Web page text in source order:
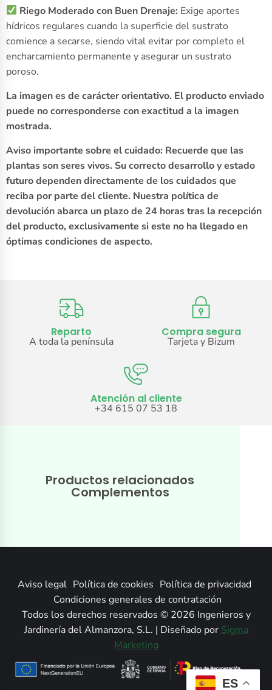
Riego Moderado con Buen Drenaje: Exige aportes
hídricos regulares cuando la superficie del sustrato
comience a secarse, siendo vital evitar por completo el
encharcamiento permanente y asegurar un sustrato
poroso.
La imagen es de carácter orientativo. El producto enviado
puede no corresponderse con exactitud a la imagen
mostrada.
Aviso importante sobre el cuidado: Recuerde que las
plantas son seres vivos. Su correcto desarrollo y estado
futuro dependen directamente de los cuidados que
reciba por parte del cliente. Nuestra política de
devolución abarca un plazo de 24 horas tras la recepción
del producto, exclusivamente si este no ha llegado en
óptimas condiciones de aspecto.
Reparto
A toda la península
Compra segura
Tarjeta y Bizum
Atención al cliente
+34 615 07 53 18
Productos relacionados
Complementos
Aviso legal Política de cookies Política de privacidad
Condiciones generales de contratación
Todos los derechos reservados © 2026 Ingenieros y
Jardinería del Almanzora, S.L. | Diseñado por Sigma
Marketing
ES